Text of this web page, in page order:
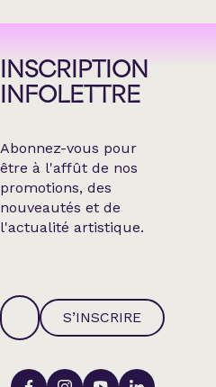
INSCRIPTION
INFOLETTRE
Abonnez-vous pour
être à l'affût de nos
promotions, des
nouveautés et de
l'actualité artistique.
S’INSCRIRE